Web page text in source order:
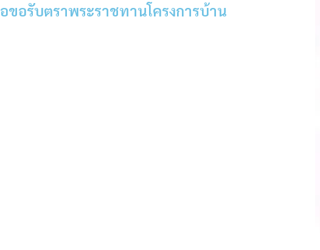
อรับตราพระราชทานโครงการบ้าน